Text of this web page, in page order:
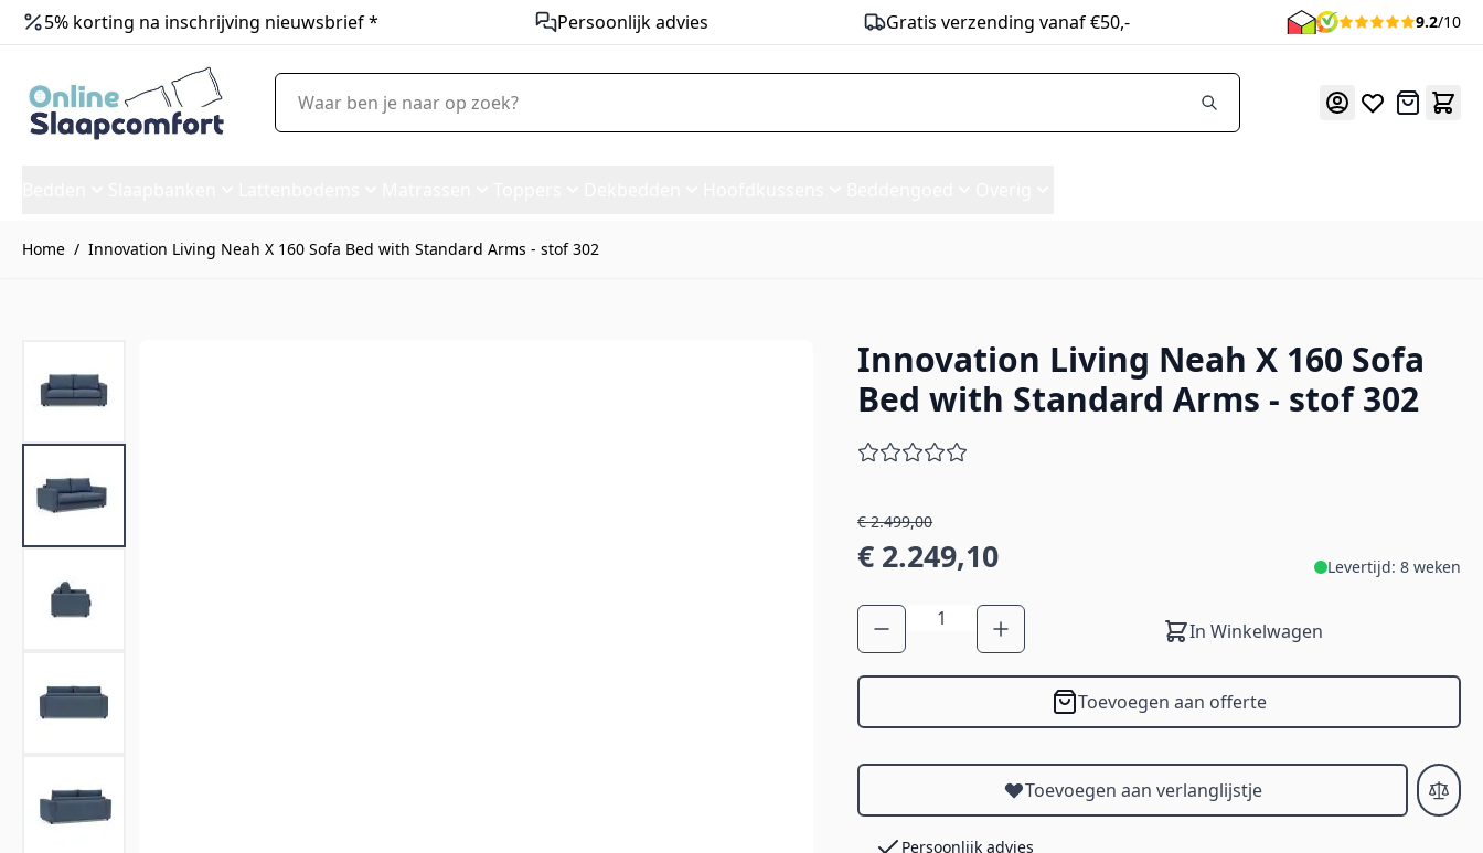
5% korting na inschrijving nieuwsbrief * Persoonlijk advies Gratis verzending vanaf €50,- 9.2/10
Offerte
Waar ben je naar op zoek?
Home / Innovation Living Neah X 160 Sofa Bed with Standard Arms - stof 302
Innovation Living Neah X 160 Sofa Bed with Standard Arms - stof 302Innovation Living Neah X 160 Sofa
Bed with Standard Arms - stof 302
€ 2.499,00
€ 2.249,10 Levertijd: 8 weken
Aantal
In Winkelwagen
Toevoegen aan offerte
Toevoegen aan verlanglijstje
Persoonlijk advies